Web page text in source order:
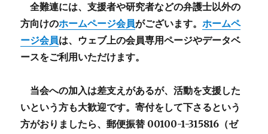
全難連には、支援者や研究者などの弁護士以外の
方向けのホームページ会員がございます。ホームペ
ージ会員は、ウェブ上の会員専用ページやデータベ
ースをご利用いただけます。
当会への加入は差支えがあるが、活動を支援した
いという方も大歓迎です。寄付をして下さるという
方がおりましたら、郵便振替 00100-1-315816（ゼ